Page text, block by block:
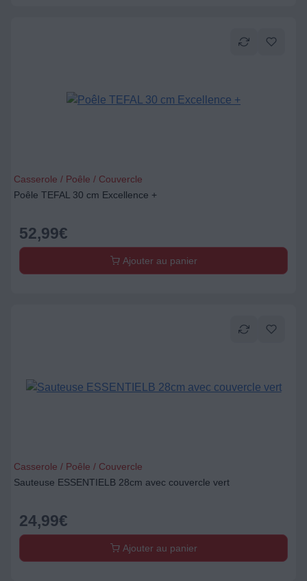
Casserole / Poêle / Couvercle
Poêle TEFAL 30 cm Excellence +
52,99€
Ajouter au panier
Casserole / Poêle / Couvercle
Sauteuse ESSENTIELB 28cm avec couvercle vert
24,99€
Ajouter au panier